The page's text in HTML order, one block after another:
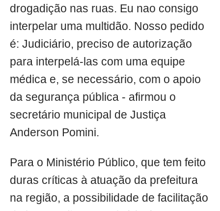
drogadição nas ruas. Eu nao consigo
interpelar uma multidão. Nosso pedido
é: Judiciário, preciso de autorização
para interpelá-las com uma equipe
médica e, se necessário, com o apoio
da segurança pública - afirmou o
secretário municipal de Justiça
Anderson Pomini.
Para o Ministério Público, que tem feito
duras críticas à atuação da prefeitura
na região, a possibilidade de facilitação